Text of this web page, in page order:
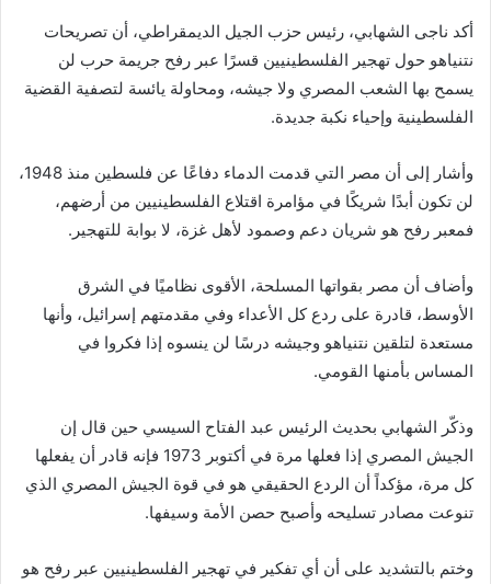
أكد ناجى الشهابي، رئيس حزب الجيل الديمقراطي، أن تصريحات
نتنياهو حول تهجير الفلسطينيين قسرًا عبر رفح جريمة حرب لن
يسمح بها الشعب المصري ولا جيشه، ومحاولة يائسة لتصفية القضية
الفلسطينية وإحياء نكبة جديدة.
وأشار إلى أن مصر التي قدمت الدماء دفاعًا عن فلسطين منذ 1948،
لن تكون أبدًا شريكًا في مؤامرة اقتلاع الفلسطينيين من أرضهم،
فمعبر رفح هو شريان دعم وصمود لأهل غزة، لا بوابة للتهجير.
وأضاف أن مصر بقواتها المسلحة، الأقوى نظاميًا في الشرق
الأوسط، قادرة على ردع كل الأعداء وفي مقدمتهم إسرائيل، وأنها
مستعدة لتلقين نتنياهو وجيشه درسًا لن ينسوه إذا فكروا في
المساس بأمنها القومي.
وذكّر الشهابي بحديث الرئيس عبد الفتاح السيسي حين قال إن
الجيش المصري إذا فعلها مرة في أكتوبر 1973 فإنه قادر أن يفعلها
كل مرة، مؤكداً أن الردع الحقيقي هو في قوة الجيش المصري الذي
تنوعت مصادر تسليحه وأصبح حصن الأمة وسيفها.
وختم بالتشديد على أن أي تفكير في تهجير الفلسطينيين عبر رفح هو